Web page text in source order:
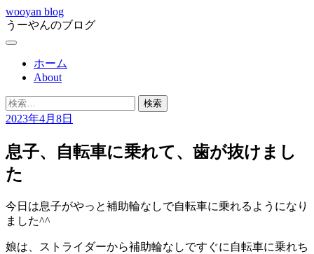
コ
ン
テ
ス
キ
プ
wooyan blog
うーやんのブログ
メ
ホーム
About
検
索:
2023年4月8日
息子、自転車に乗れて、歯が抜けまし
た
今日は息子がやっと補助輪なしで自転車に乗れるようになり
ました^^
娘は、ストライダーから補助輪なしですぐに自転車に乗れち